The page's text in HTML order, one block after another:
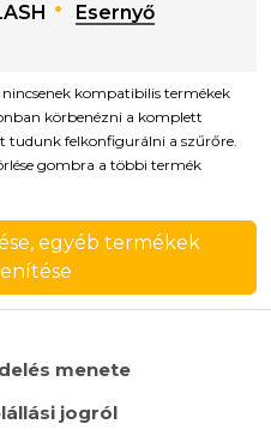
Esernyő
kompatibilis termékek
körbenézni a komplett
tudunk felkonfigurálni a szűrőre.
gombra a többi termék
egyéb termékek
menete
jogról